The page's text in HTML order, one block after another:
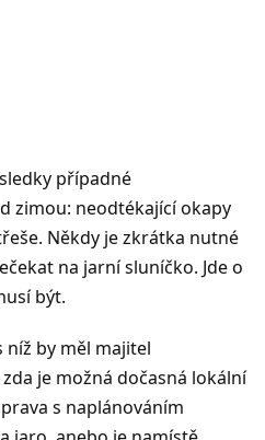
případné
zimou: neodtékající okapy
Někdy je zkrátka nutné
na jarní sluníčko. Jde o
být.
by měl majitel
je možná dočasná lokální
s naplánováním